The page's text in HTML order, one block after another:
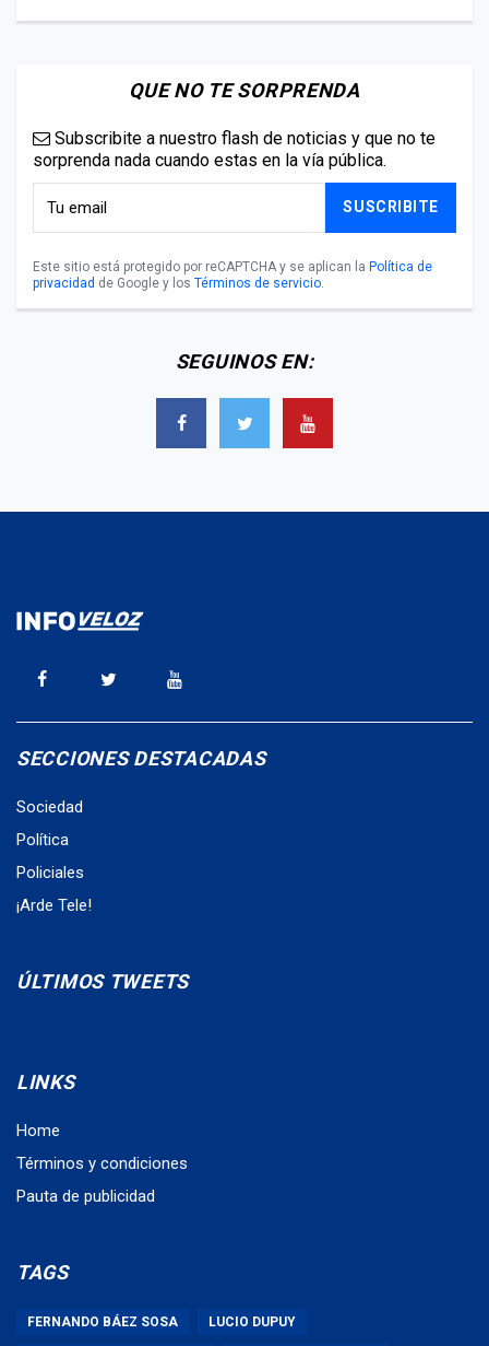
QUE NO TE SORPRENDA
Subscribite a nuestro flash de noticias y que no te
sorprenda nada cuando estas en la vía pública.
SUSCRIBITE
Este sitio está protegido por reCAPTCHA y se aplican la Política de
privacidad de Google y los Términos de servicio.
SEGUINOS EN:
SECCIONES DESTACADAS
Sociedad
Política
Policiales
¡Arde Tele!
ÚLTIMOS TWEETS
LINKS
Home
Términos y condiciones
Pauta de publicidad
TAGS
FERNANDO BÁEZ SOSA LUCIO DUPUY